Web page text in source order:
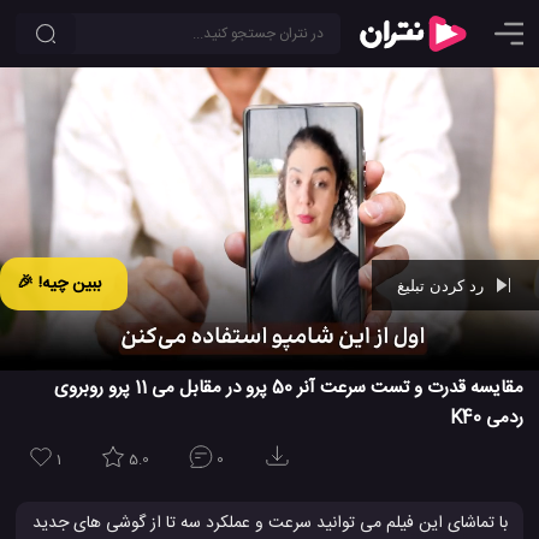
ببین چیه! 🎉
Ad -
مقایسه قدرت و تست سرعت آنر 50 پرو در مقابل می 11 پرو روبروی
ردمی K40
1 5.0 0
با تماشای این فیلم می توانید سرعت و عملکرد سه تا از گوشی های جدید